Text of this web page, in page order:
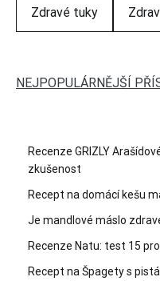
Zdravé tuky
NEJPOPULÁRNĚJŠÍ
Recenze GRIZLY
zkušenost
Recept na domácí kešu
Je mandlové máslo
Recenze Natu: test 15
Recept na Špagety s